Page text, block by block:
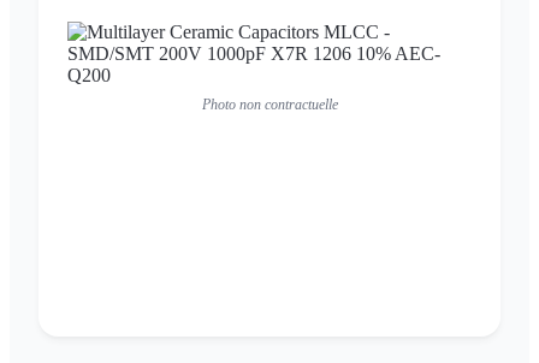
Photo non contractuelle